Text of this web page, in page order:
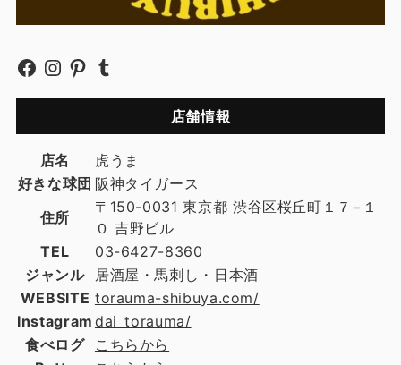
店舗情報
店名
虎うま
好きな球団 阪神タイガース
住所
〒150-0031 東京都 渋谷区桜丘町１７−１
０ 吉野ビル
TEL
03-6427-8360
ジャンル
居酒屋・馬刺し・日本酒
WEBSITE torauma-shibuya.com/
Instagram dai_torauma/
食べログ
こちらから